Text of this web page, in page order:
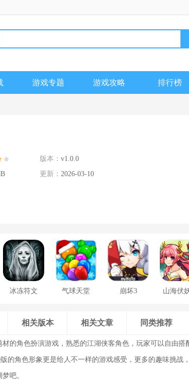
游戏专题 游戏攻略 排行榜
版本： v1.0.0
更新： 2026-03-10
冰冻符文 气球天堂 崩坏3 山海伏
相关版本 相关文章 同类推荐
的角色扮演游戏，熟悉的江湖侠客角色，玩家可以自由搭
的角色形象更是给人不一样的游戏感受，更多的趣味挑战
吧。